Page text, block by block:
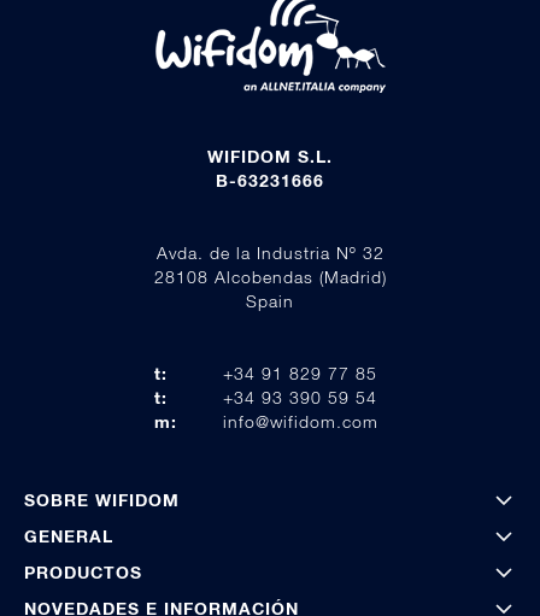
WIFIDOM S.L.
B-63231666
Avda. de la Industria Nº 32
28108 Alcobendas (Madrid)
Spain
t:
+34 91 829 77 85
t:
+34 93 390 59 54
m:
info@wifidom.com
SOBRE WIFIDOM
GENERAL
PRODUCTOS
NOVEDADES E INFORMACIÓN